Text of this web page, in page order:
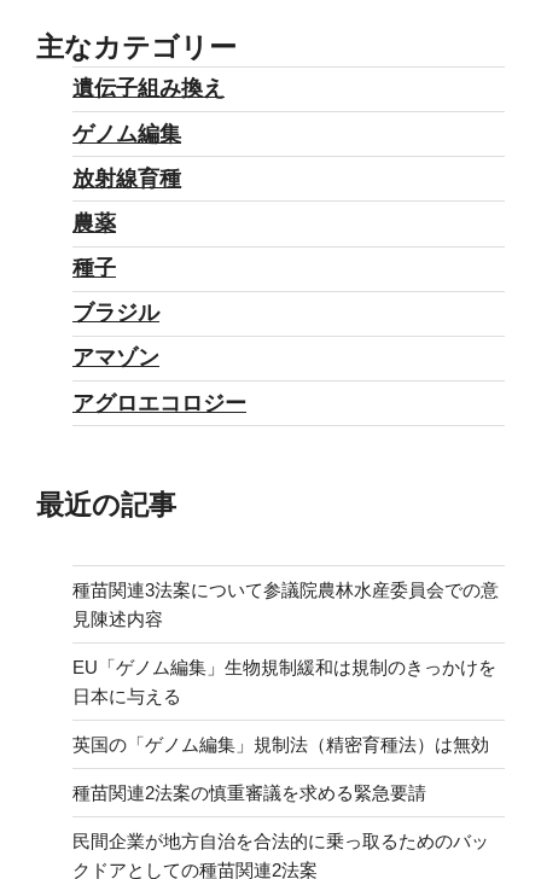
主なカテゴリー
遺伝子組み換え
ゲノム編集
放射線育種
農薬
種子
ブラジル
アマゾン
アグロエコロジー
最近の記事
種苗関連3法案について参議院農林水産委員会での意
見陳述内容
EU「ゲノム編集」生物規制緩和は規制のきっかけを
日本に与える
英国の「ゲノム編集」規制法（精密育種法）は無効
種苗関連2法案の慎重審議を求める緊急要請
民間企業が地方自治を合法的に乗っ取るためのバッ
クドアとしての種苗関連2法案